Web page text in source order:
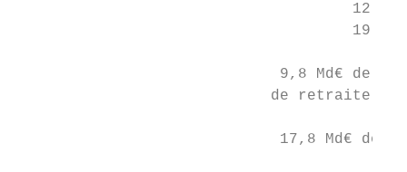
12,9
19,1
9,8 Md€ de
de retraite
17,8 Md€ de